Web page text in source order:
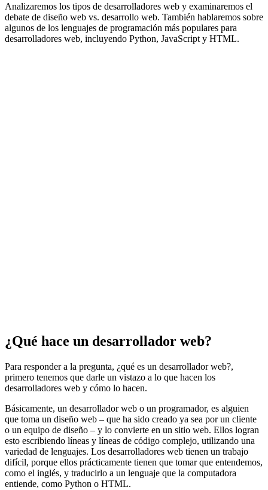
Analizaremos los tipos de desarrolladores web y examinaremos el
debate de diseño web vs. desarrollo web. También hablaremos sobre
algunos de los lenguajes de programación más populares para
desarrolladores web, incluyendo Python, JavaScript y HTML.
¿Qué hace un desarrollador web?
Para responder a la pregunta, ¿qué es un desarrollador web?,
primero tenemos que darle un vistazo a lo que hacen los
desarrolladores web y cómo lo hacen.
Básicamente, un desarrollador web o un programador, es alguien
que toma un diseño web – que ha sido creado ya sea por un cliente
o un equipo de diseño – y lo convierte en un sitio web. Ellos logran
esto escribiendo líneas y líneas de código complejo, utilizando una
variedad de lenguajes. Los desarrolladores web tienen un trabajo
difícil, porque ellos prácticamente tienen que tomar que entendemos,
como el inglés, y traducirlo a un lenguaje que la computadora
entiende, como Python o HTML.